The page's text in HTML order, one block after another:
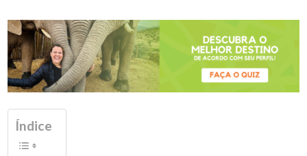
Índice